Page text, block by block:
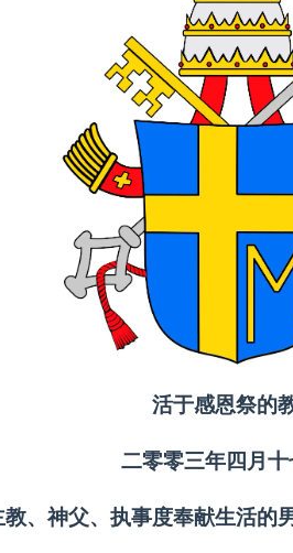
活于感恩祭的
二零零三年四月
教、神父、执事度奉献生活的